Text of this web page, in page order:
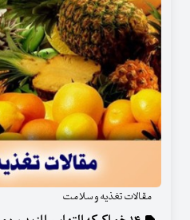
مقالات تغذیه و سلامت